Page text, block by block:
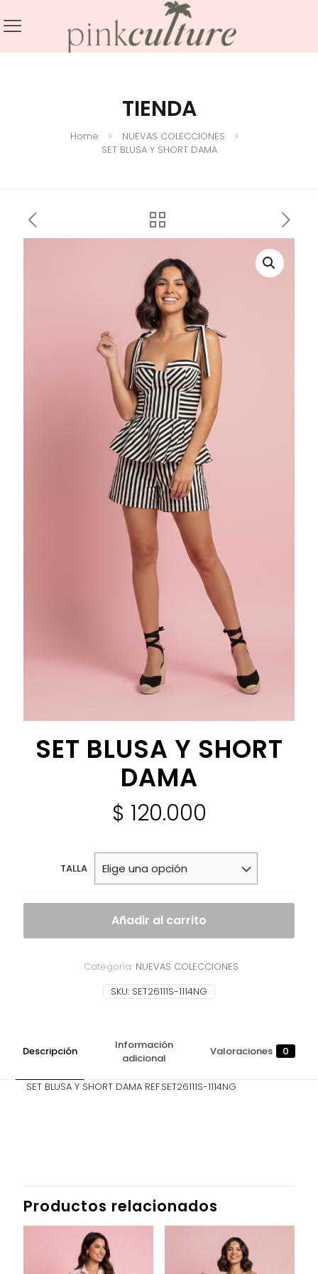
TIENDA
Home
NUEVAS COLECCIONES
SET BLUSA Y SHORT DAMA
SET BLUSA Y SHORT
DAMA
$ 120.000
TALLA
Añadir al carrito
SKU: SET26111S-1114NG
Categoría: NUEVAS COLECCIONES
Descripción
Información
adicional
Valoraciones 0
SET BLUSA Y SHORT DAMA REF.SET26111S-1114NG
SHORT DAMA”
Tu dirección de correo electrónico no será publicada.
Los campos obligatorios están marcados con*
Tu puntuación*
Productos relacionados